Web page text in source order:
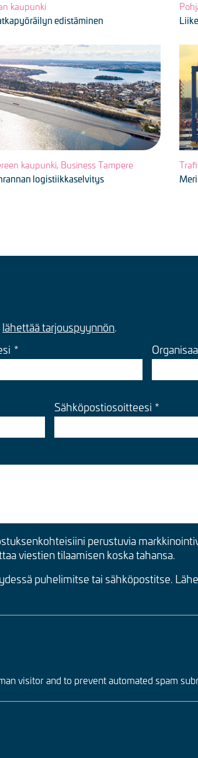
kaupunki
edistäminen
kaupunki, Business Tampere
logistiikkaselvitys
lähettää tarjouspyynnön.
Sähköpostiosoitteesi
perustuvia
viestien tilaamisen koska tahansa.
puhelimitse tai sähköpostitse.
visitor and to prevent automated spam